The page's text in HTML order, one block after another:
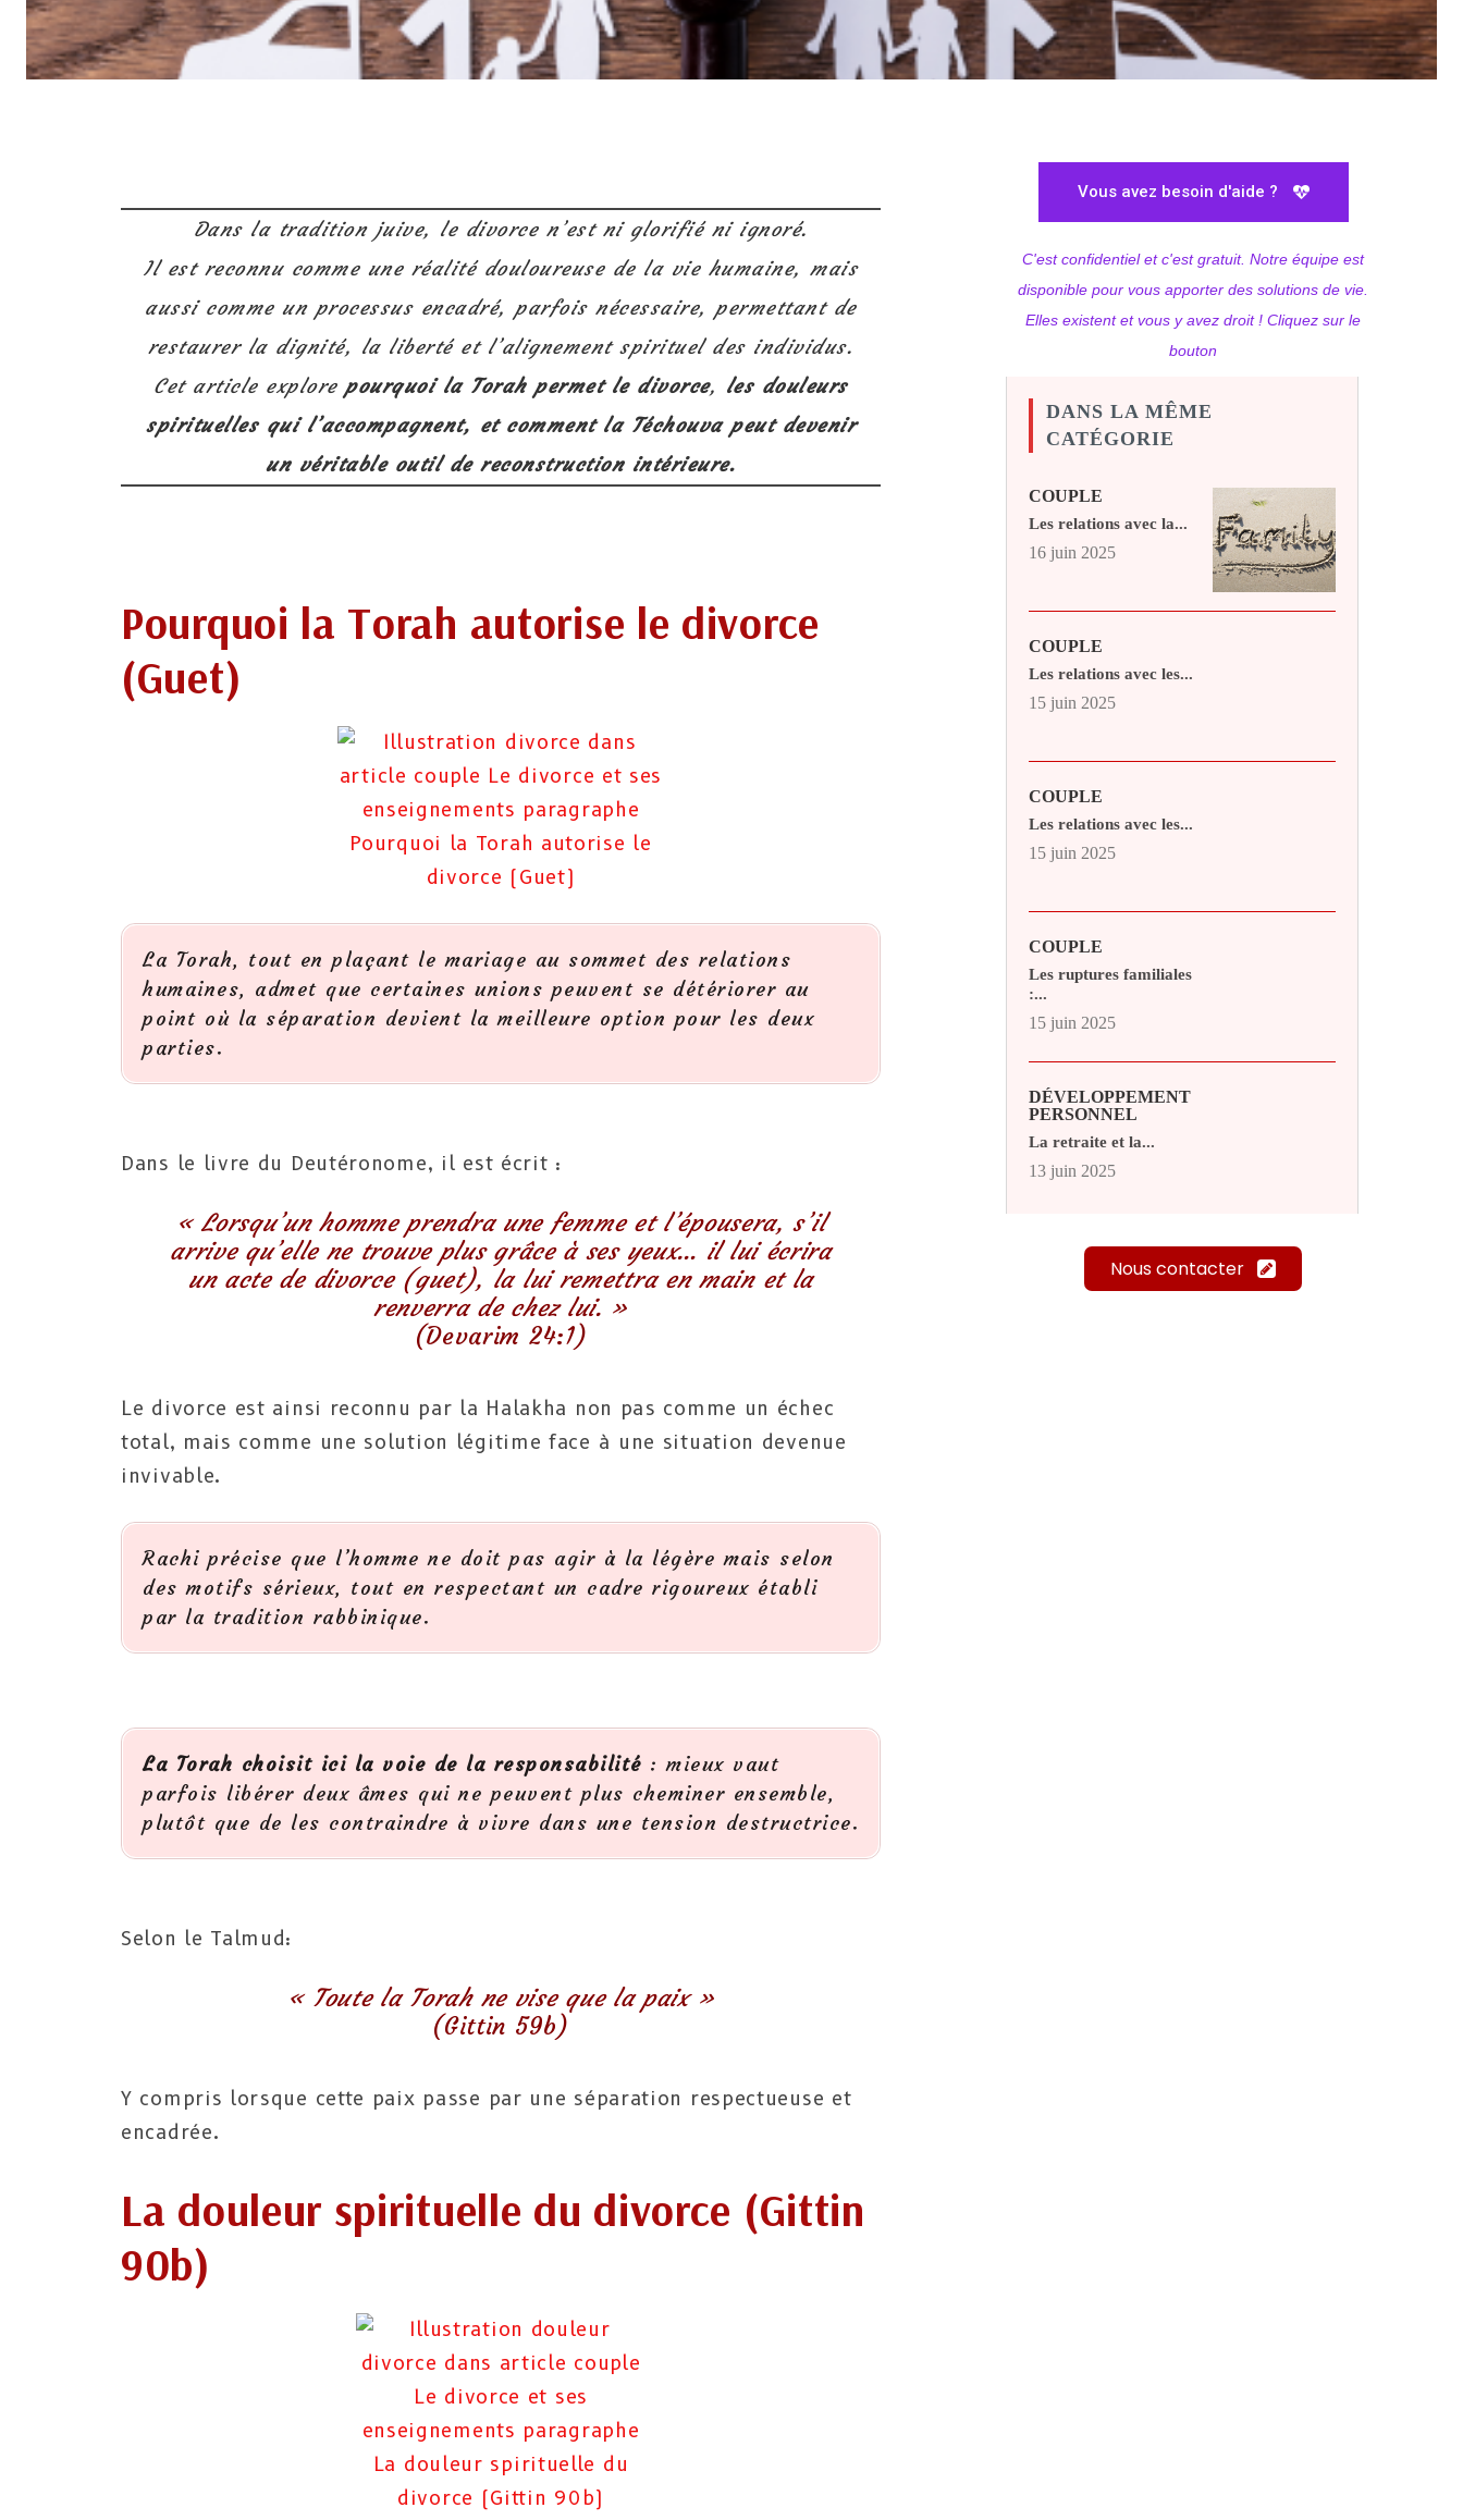
Dans la tradition juive, le divorce n’est ni glorifié ni ignoré.
Il est reconnu comme une réalité douloureuse de la vie humaine, mais
aussi comme un processus encadré, parfois nécessaire, permettant de
restaurer la dignité, la liberté et l’alignement spirituel des individus.
Cet article explorepourquoi la Torah permet le divorce, les douleurs
spirituelles qui l’accompagnent, et comment la Téchouva peut devenir
un véritable outil de reconstruction intérieure.
Pourquoi la Torah autorise le divorce
(Guet)
La Torah, tout en plaçant le mariage au sommet des relations
humaines, admet que certaines unions peuvent se détériorer au
point où la séparation devient la meilleure option pour les deux
parties.
Dans le livre du Deutéronome, il est écrit :
« Lorsqu’un homme prendra une femme et l’épousera, s’il
arrive qu’elle ne trouve plus grâce à ses yeux… il lui écrira
un acte de divorce (guet), la lui remettra en main et la
renverra de chez lui. »
(Devarim 24:1)
Le divorce est ainsi reconnu par la Halakha non pas comme un échec
total, mais comme une solution légitime face à une situation devenue
invivable.
Rachi précise que l’homme ne doit pas agir à la légère mais selon
des motifs sérieux, tout en respectant un cadre rigoureux établi
par la tradition rabbinique.
La Torah choisit ici la voie de la responsabilité : mieux vaut
parfois libérer deux âmes qui ne peuvent plus cheminer ensemble,
plutôt que de les contraindre à vivre dans une tension destructrice.
Selon le Talmud:
« Toute la Torah ne vise que la paix »
(Gittin 59b)
Y compris lorsque cette paix passe par une séparation respectueuse et
encadrée.
La douleur spirituelle du divorce (Gittin
90b)
Vous avez besoin d'aide ?
C'est confidentiel et c'est gratuit. Notre équipe est
disponible pour vous apporter des solutions de vie.
Elles existent et vous y avez droit ! Cliquez sur le
bouton
DANS LA MÊME
CATÉGORIE
COUPLE
Les relations avec la...
16 juin 2025
COUPLE
Les relations avec les...
15 juin 2025
COUPLE
Les relations avec les...
15 juin 2025
COUPLE
Les ruptures familiales
:...
15 juin 2025
DÉVELOPPEMENT
PERSONNEL
La retraite et la...
13 juin 2025
Nous contacter